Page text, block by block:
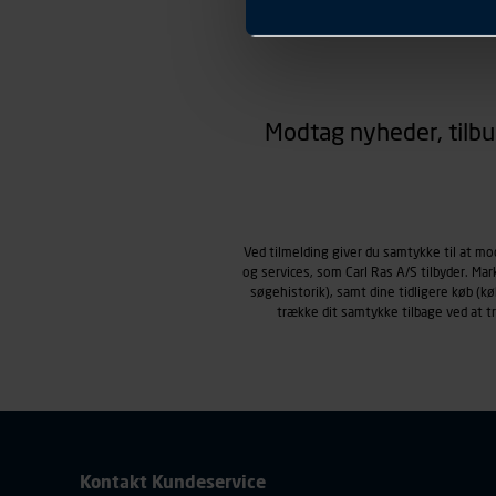
hjemmesiden ser ud eller
Carl Ras anvender
henblik på markedsføring,
personoplysninger om
Vi henviser endvidere til
personoplysninger.
Modtag nyheder,
Ved tilmelding giver du samtykke til at
og services, som Carl Ras A/S tilbyder.
søgehistorik), samt dine tidligere køb
trække dit samtykke tilbage ved at
Kontakt Kundeservice